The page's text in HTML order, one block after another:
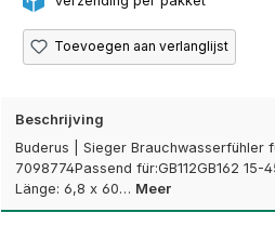
Toevoegen aan verlanglijst
Beschrijving
Buderus | Sieger Brauchwasserfühler
7098774Passend für:GB112GB162
Länge: 6,8 x 60… Meer